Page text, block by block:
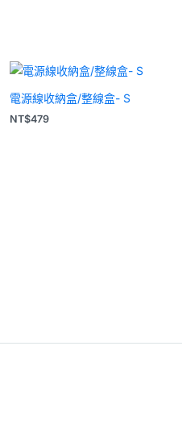
電源線收納盒/整線盒- S
NT$479